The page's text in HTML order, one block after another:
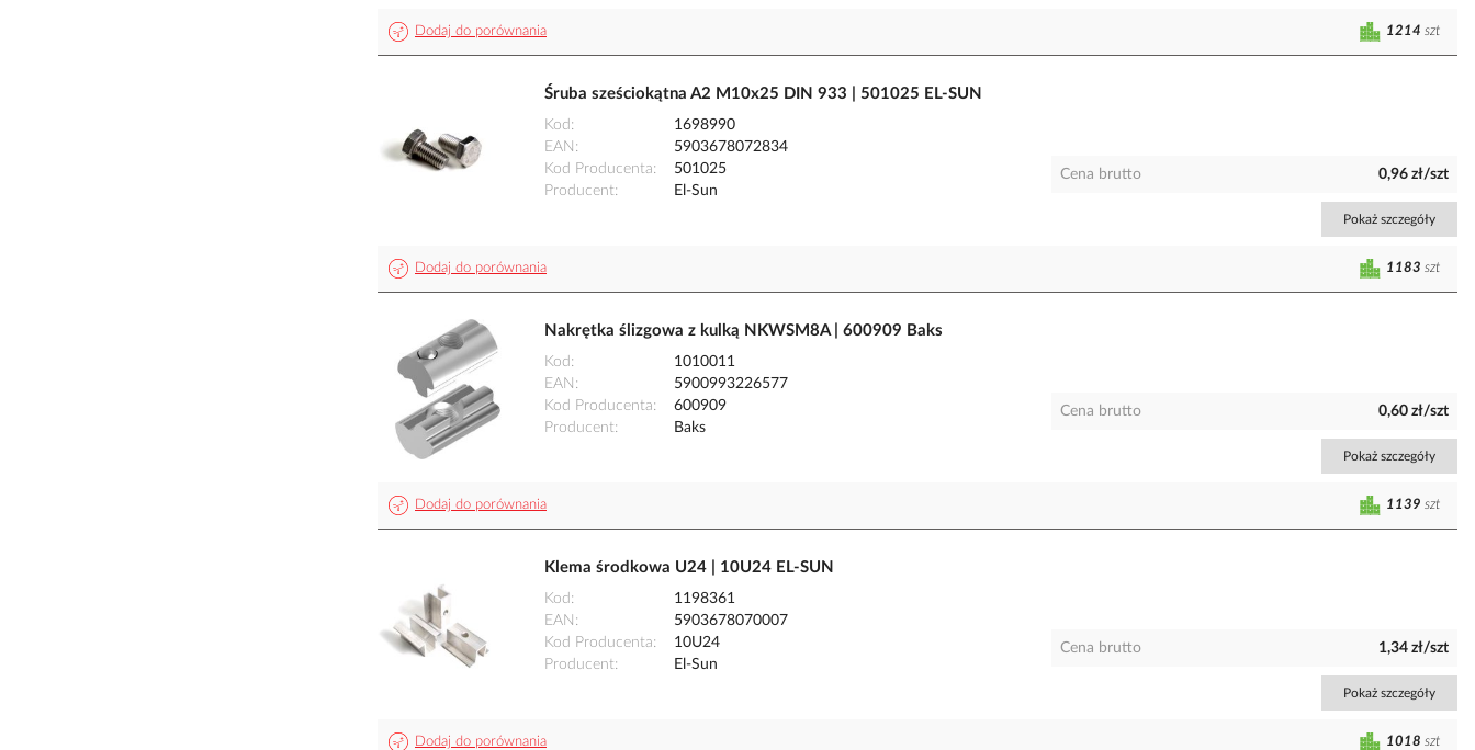
Dodaj do porównania 1214 szt
Śruba sześciokątna A2 M10x25 DIN 933 | 501025 EL-SUN
Kod
1698990
EAN
5903678072834
Kod Producenta
501025
Producent
El-Sun
Cena brutto 0,96 zł/szt
Pokaż szczegóły
Dodaj do porównania 1183 szt
Nakrętka ślizgowa z kulką NKWSM8A | 600909 Baks
Kod
1010011
EAN
5900993226577
Kod Producenta
600909
Producent
Baks
Cena brutto 0,60 zł/szt
Pokaż szczegóły
Dodaj do porównania 1139 szt
Klema środkowa U24 | 10U24 EL-SUN
Kod
1198361
EAN
5903678070007
Kod Producenta
10U24
Producent
El-Sun
Cena brutto 1,34 zł/szt
Pokaż szczegóły
Dodaj do porównania 1018 szt